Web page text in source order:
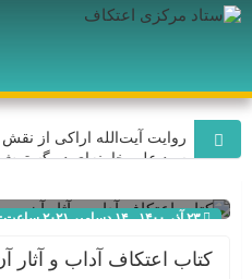
روایت آیت‌الله اراکی از نقش
سید علی خامنه‌ای در
اعتکاف با هدایت امام شهید
جریان عظیم اجتماعی و
۲۳ آذر ۱۴۰۰ - ۱۴ دسامبر ۲۰۲۱ ساعت: ۹:۴۰
شناسه : 802
کتاب اعتکاف آداب و آثار